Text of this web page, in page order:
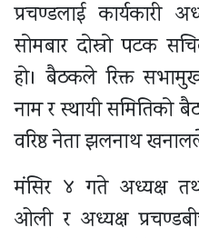
प्रचण्डलाई कार्यकारी
सोमबार दोस्रो पटक
हो। बैठकले रिक्त
नाम र स्थायी समितिको
वरिष्ठ नेता झलनाथ
मंसिर ४ गते अध्यक्ष तथा
ओली र अध्यक्ष